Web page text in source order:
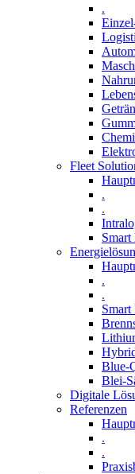
.
Fleet
.
.
Smart
.
.
Blue-
Blei-
Digitale
Referenzen
.
.